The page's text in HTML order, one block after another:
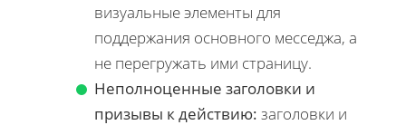
визуальные элементы для
поддержания основного месседжа, а
не перегружать ими страницу.
Неполноценные заголовки и
призывы к действию: заголовки и